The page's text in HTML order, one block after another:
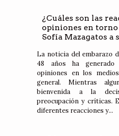
¿Cuáles son las
opiniones en torno
Sofía Mazagatos a
La noticia del embarazo
48 años ha generado
opiniones en los
general. Mientras
bienvenida a la
preocupación y críticas.
diferentes reacciones y...